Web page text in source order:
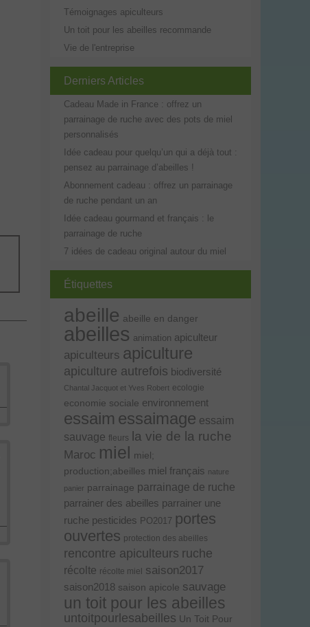
Témoignages apiculteurs
Un toit pour les abeilles recommande
Vie de l'entreprise
Derniers Articles
Cadeau Made in France : offrez un
parrainage de ruche avec des pots de miel
personnalisés
Idée cadeau pour quelqu’un qui a déjà tout :
pensez au parrainage d’abeilles !
Abonnement cadeau : offrez un parrainage
de ruche pendant un an
Idée cadeau gourmand et français : le
parrainage de ruche
7 idées de cadeau original autour du miel
Étiquettes
abeille abeille en danger
abeilles animation apiculteur
apiculteurs apiculture
apiculture autrefois biodiversité
Chantal Jacquot et Yves Robert ecologie
economie sociale environnement
essaim essaimage essaim
sauvage fleurs la vie de la ruche
Maroc miel
miel;
production;abeilles miel français nature
panier parrainage parrainage de ruche
parrainer des abeilles parrainer une
ruche pesticides PO2017 portes
ouvertes protection des abeilles
rencontre apiculteurs ruche
récolte récolte miel saison2017
saison2018 saison apicole sauvage
un toit pour les abeilles
untoitpourlesabeilles Un Toit Pour